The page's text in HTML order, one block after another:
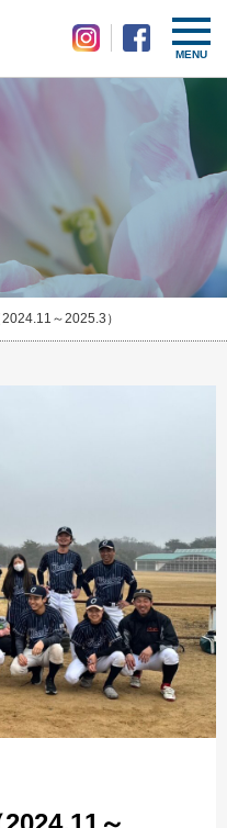
MENU
～2025.3）